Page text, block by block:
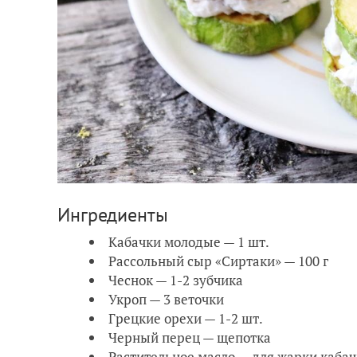
Ингредиенты
Кабачки молодые — 1 шт.
Рассольный сыр «Сиртаки» — 100 г
Чеснок — 1-2 зубчика
Укроп — 3 веточки
Грецкие орехи — 1-2 шт.
Черный перец — щепотка